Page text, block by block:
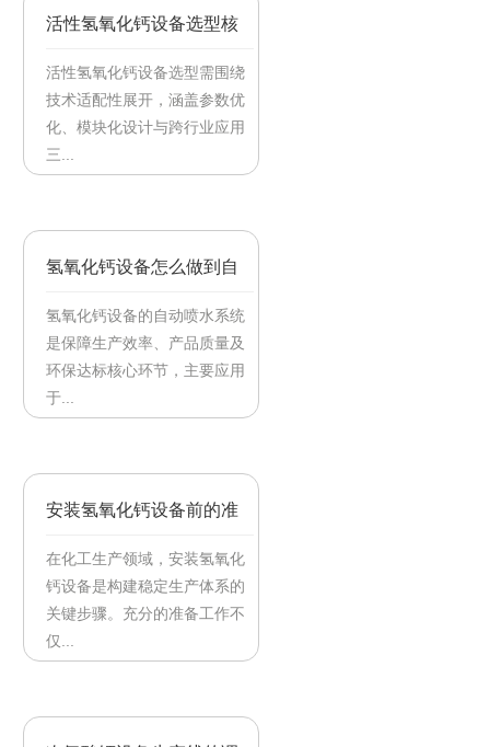
活性氢氧化钙设备选型核
心参数解析
活性氢氧化钙设备选型需围绕
技术适配性展开，涵盖参数优
化、模块化设计与跨行业应用
三...
氢氧化钙设备怎么做到自
动喷水的
氢氧化钙设备的自动喷水系统
是保障生产效率、产品质量及
环保达标核心环节，主要应用
于...
安装氢氧化钙设备前的准
备工作
在化工生产领域，安装氢氧化
钙设备是构建稳定生产体系的
关键步骤。充分的准备工作不
仅...